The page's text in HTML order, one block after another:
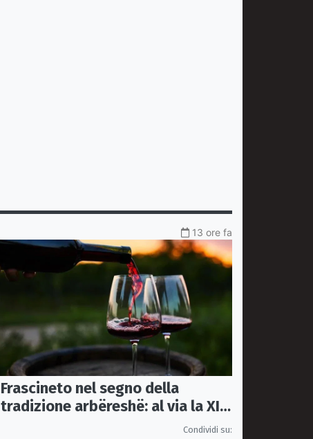
13 ore fa
Frascineto nel segno della
tradizione arbëreshë: al via la XII
edizione della Festa del VinoCondividi su: